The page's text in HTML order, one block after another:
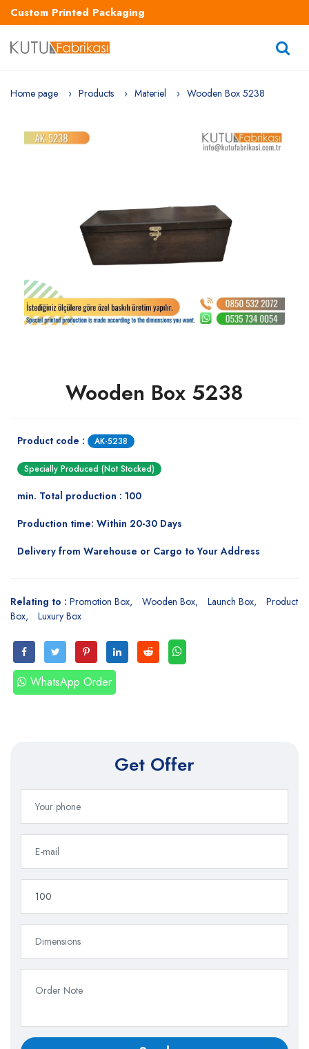
Custom Printed Packaging
Home page Products Materiel Wooden Box 5238
Wooden Box 5238
Product code : AK-5238
Specially Produced (Not Stocked)
min. Total production : 100
Production time: Within 20-30 Days
Delivery from Warehouse or Cargo to Your Address
Relating to : Promotion Box Wooden Box Launch Box
Product
Box
Luxury Box
WhatsApp Order
Get Offer